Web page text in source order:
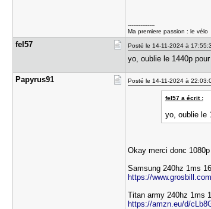
---------------
Ma premiere passion : le vélo
fel57 Posté le 14-11-2024 à
yo, oublie le 1440p
Papyrus91 Posté le 14-11-2024 à
fel57 a écrit :
yo, oublie le
Okay merci donc
Samsung 240hz 1ms
https://
Titan army 240hz 1ms
https://amzn.eu/d/